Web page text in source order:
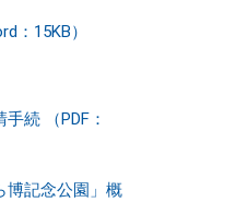
：15KB）
続 （PDF：
博記念公園」概